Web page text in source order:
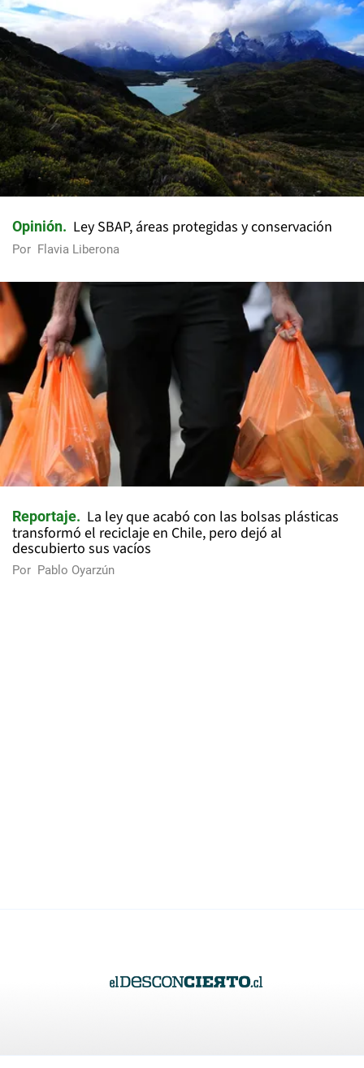
Opinión Ley SBAP, áreas protegidas y conservación
Por Flavia Liberona
Reportaje
La ley que acabó con las bolsas plásticas
transformó el reciclaje en Chile, pero dejó al
descubierto sus vacíos
Por Pablo Oyarzún